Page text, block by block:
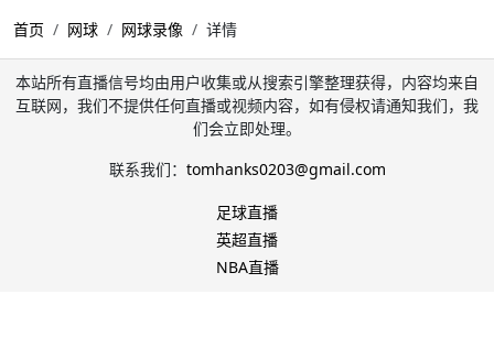
首页
网球 网球录像 详情
本站所有直播信号均由用户收集或从搜索引擎整理获得，内容均来自
互联网，我们不提供任何直播或视频内容，如有侵权请通知我们，我
们会立即处理。
联系我们： tomhanks0203@gmail.com
足球直播
英超直播
NBA直播